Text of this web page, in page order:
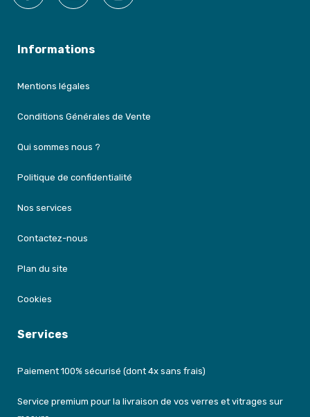
Informations
Mentions légales
Conditions Générales de Vente
Qui sommes nous ?
Politique de confidentialité
Nos services
Contactez-nous
Plan du site
Cookies
Services
Paiement 100% sécurisé (dont 4x sans frais)
Service premium pour la livraison de vos verres et vitrages sur